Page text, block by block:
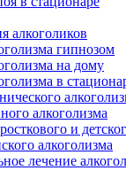
алкоголиков
гипнозом
на дому
в
алкоголизма
и
алкоголизма
лечение